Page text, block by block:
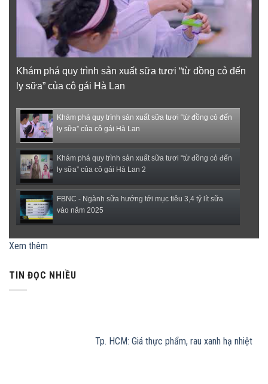
Khám phá quy trình sản xuất sữa tươi “từ đồng cỏ đến
ly sữa” của cô gái Hà Lan
Khám phá quy trình sản xuất sữa tươi “từ đồng cỏ đến
ly sữa” của cô gái Hà Lan
Khám phá quy trình sản xuất sữa tươi “từ đồng cỏ đến
ly sữa” của cô gái Hà Lan 2
FBNC - Ngành sữa hướng tới mục tiêu 3,4 tỷ lít sữa
vào năm 2025
(VTC14) - Sữa ngoại, động vật sống sẽ được miễn
Xem thêm
TIN ĐỌC NHIỀU
Tp. HCM: Giá thực phẩm, rau xanh hạ nhiệt